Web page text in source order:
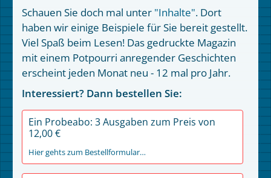
Schauen Sie doch mal unter "Inhalte". Dort
haben wir einige Beispiele für Sie bereit gestellt.
Viel Spaß beim Lesen! Das gedruckte Magazin
mit einem Potpourri anregender Geschichten
erscheint jeden Monat neu - 12 mal pro Jahr.
Interessiert? Dann bestellen Sie:
Ein Probeabo: 3 Ausgaben zum Preis von
12,00 €
Hier gehts zum Bestellformular…